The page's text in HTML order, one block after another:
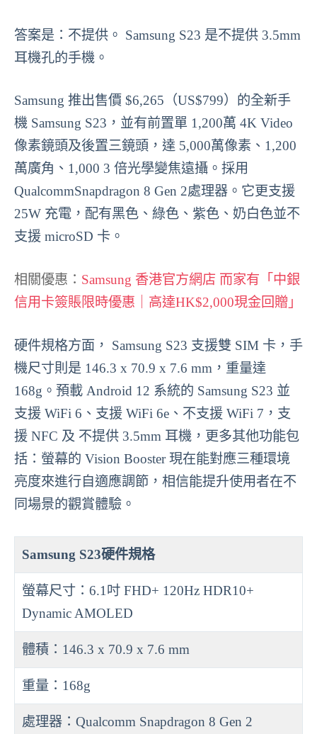
答案是：不提供。 Samsung S23 是不提供 3.5mm
耳機孔的手機。
Samsung 推出售價 $6,265（US$799）的全新手
機 Samsung S23，並有前置單 1,200萬 4K Video
像素鏡頭及後置三鏡頭，達 5,000萬像素、1,200
萬廣角、1,000 3 倍光學變焦遠攝。採用
QualcommSnapdragon 8 Gen 2處理器。它更支援
25W 充電，配有黑色、綠色、紫色、奶白色並不
支援 microSD 卡。
相關優惠： Samsung 香港官方網店 而家有「中銀
信用卡簽賬限時優惠｜高達HK$2,000現金回贈」
硬件規格方面， Samsung S23 支援雙 SIM 卡，手
機尺寸則是 146.3 x 70.9 x 7.6 mm，重量達
168g。預載 Android 12 系統的 Samsung S23 並
支援 WiFi 6、支援 WiFi 6e、不支援 WiFi 7，支
援 NFC 及 不提供 3.5mm 耳機，更多其他功能包
括：螢幕的 Vision Booster 現在能對應三種環境
亮度來進行自適應調節，相信能提升使用者在不
同場景的觀賞體驗。
Samsung S23硬件規格
螢幕尺寸：6.1吋 FHD+ 120Hz HDR10+
Dynamic AMOLED
體積：146.3 x 70.9 x 7.6 mm
重量：168g
處理器：Qualcomm Snapdragon 8 Gen 2